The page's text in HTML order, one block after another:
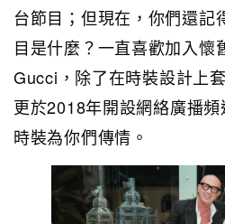
台節目；但現在，你們還記
目是什麼？一直喜歡加入懷
Gucci，除了在時裝設計上
更於2018年開設網絡廣播
時裝為你們傳情。